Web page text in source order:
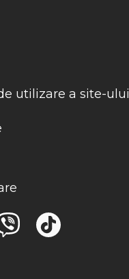
utilizare a site-ului